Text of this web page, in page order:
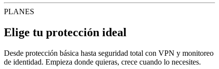
PLANES
Elige tu protección ideal
Desde protección básica hasta seguridad total con VPN y monitoreo
de identidad. Empieza donde quieras, crece cuando lo necesites.